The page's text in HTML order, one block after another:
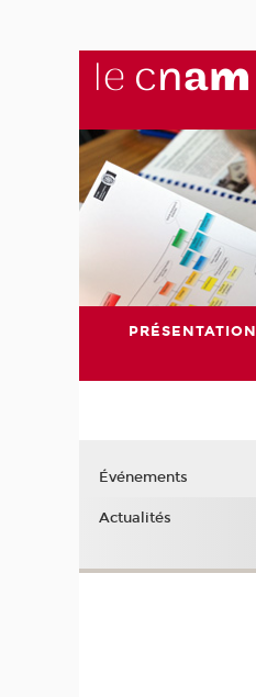
PRÉSENTATION
Événements
Actualités